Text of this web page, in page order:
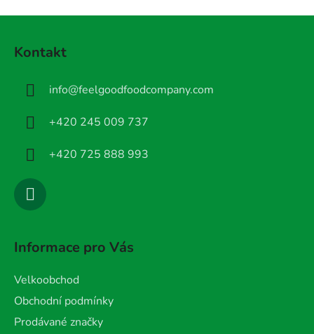
Kontakt
info@feelgoodfoodcompany.com
+420 245 009 737
+420 725 888 993
Informace pro Vás
Velkoobchod
Obchodní podmínky
Prodávané značky